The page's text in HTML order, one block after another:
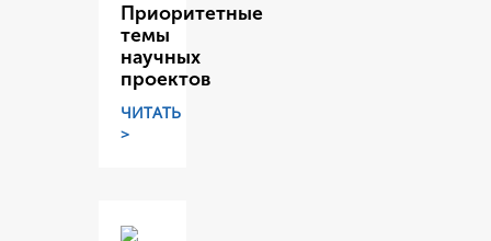
Приоритетные
темы
научных
проектов
ЧИТАТЬ
>